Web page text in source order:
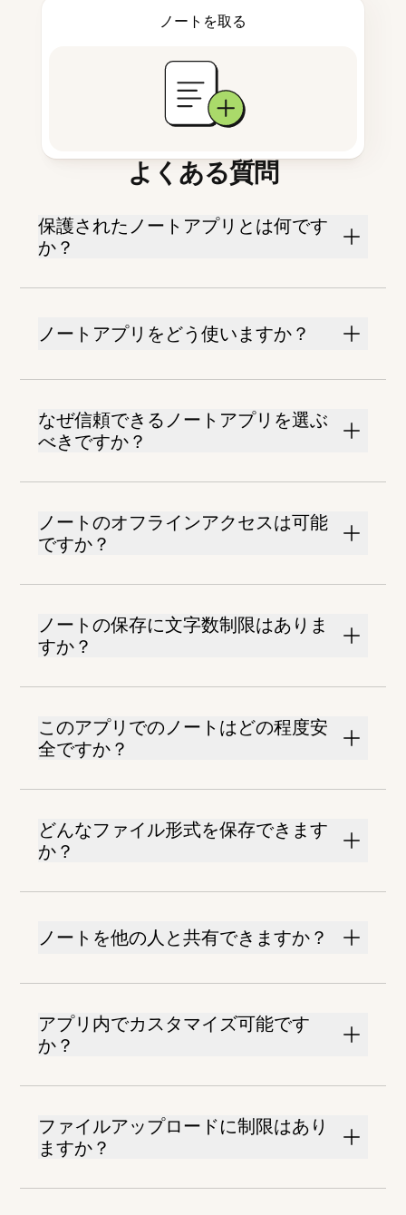
ノートを取る
よくある質問
保護されたノートアプリとは何です
か？
ノートアプリをどう使いますか？
なぜ信頼できるノートアプリを選ぶ
べきですか？
ノートのオフラインアクセスは可能
ですか？
ノートの保存に文字数制限はありま
すか？
このアプリでのノートはどの程度安
全ですか？
どんなファイル形式を保存できます
か？
ノートを他の人と共有できますか？
アプリ内でカスタマイズ可能です
か？
ファイルアップロードに制限はあり
ますか？